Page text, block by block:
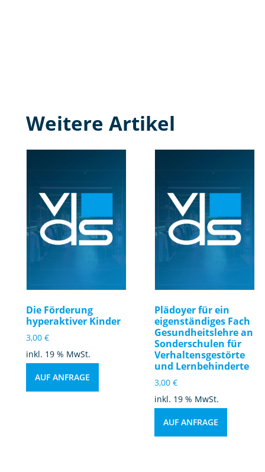
Weitere Artikel
Die Förderung
hyperaktiver Kinder
3,00 €
inkl. 19 % MwSt.
AUF ANFRAGE
Plädoyer für ein
eigenständiges Fach
Gesundheitslehre an
Sonderschulen für
Verhaltensgestörte
und Lernbehinderte
3,00€
inkl. 19 % MwSt.
AUF ANFRAGE